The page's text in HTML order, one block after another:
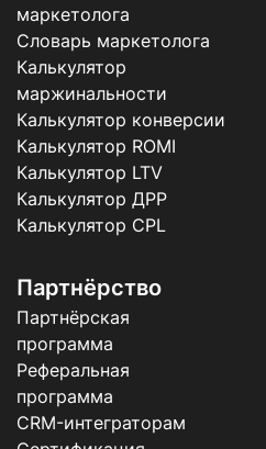
маркетолога
Словарь маркетолога
Калькулятор
маржинальности
Калькулятор конверсии
Калькулятор ROMI
Калькулятор LTV
Калькулятор ДРР
Калькулятор CPL
Партнёрство
Партнёрская
программа
Реферальная
программа
CRM-интеграторам